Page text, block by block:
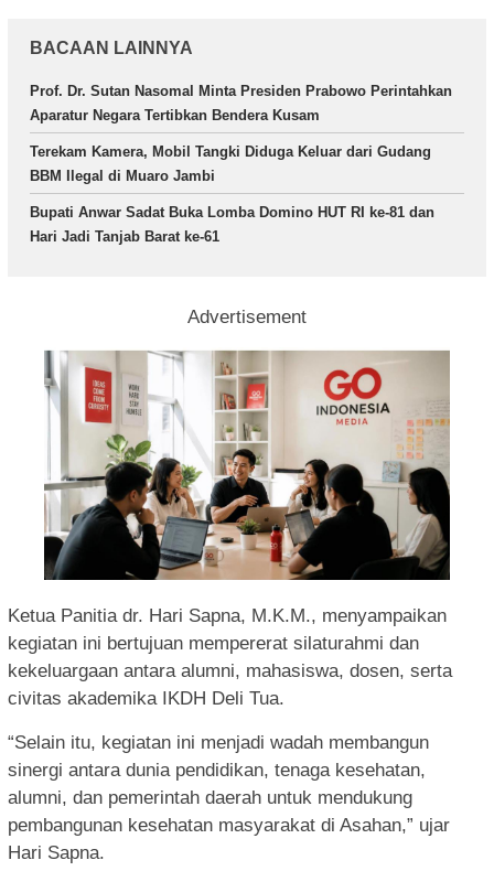
BACAAN LAINNYA
Prof. Dr. Sutan Nasomal Minta Presiden Prabowo Perintahkan
Aparatur Negara Tertibkan Bendera Kusam
Terekam Kamera, Mobil Tangki Diduga Keluar dari Gudang
BBM Ilegal di Muaro Jambi
Bupati Anwar Sadat Buka Lomba Domino HUT RI ke-81 dan
Hari Jadi Tanjab Barat ke-61
Advertisement
Ketua Panitia dr. Hari Sapna, M.K.M., menyampaikan
kegiatan ini bertujuan mempererat silaturahmi dan
kekeluargaan antara alumni, mahasiswa, dosen, serta
civitas akademika IKDH Deli Tua.
“Selain itu, kegiatan ini menjadi wadah membangun
sinergi antara dunia pendidikan, tenaga kesehatan,
alumni, dan pemerintah daerah untuk mendukung
pembangunan kesehatan masyarakat di Asahan,” ujar
Hari Sapna.